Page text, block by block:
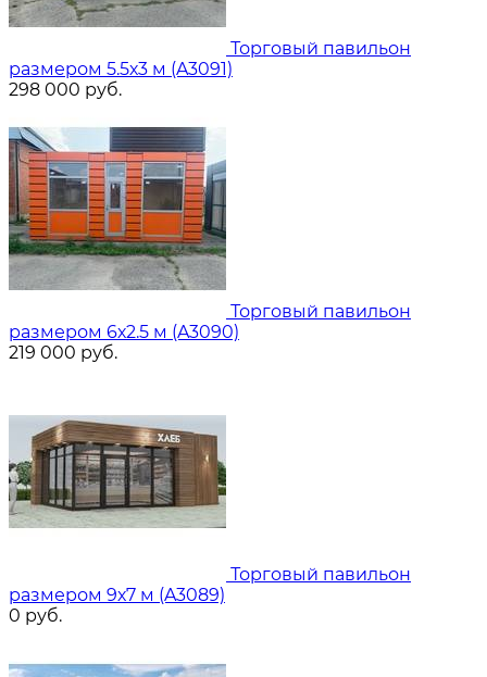
Торговый павильон
размером 5.5х3 м (A3091)
298 000 руб.
Торговый павильон
размером 6х2.5 м (A3090)
219 000 руб.
Торговый павильон
размером 9х7 м (A3089)
0 руб.